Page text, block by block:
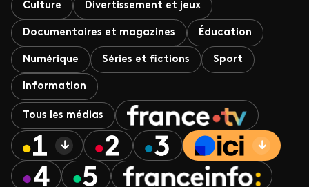
Culture Divertissement et jeux
Documentaires et magazines Éducation
Numérique Séries et fictions Sport
Information
Tous les médias